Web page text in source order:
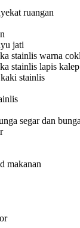
ruangan
jati
stainlis warna
stainlis lapis
stainlis
segar dan
makanan